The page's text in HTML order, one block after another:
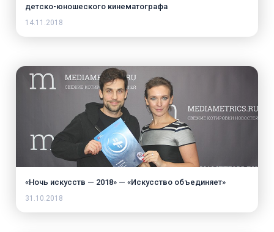
детско-юношеского кинематографа
14.11.2018
«Ночь искусств — 2018» — «Искусство объединяет»
31.10.2018